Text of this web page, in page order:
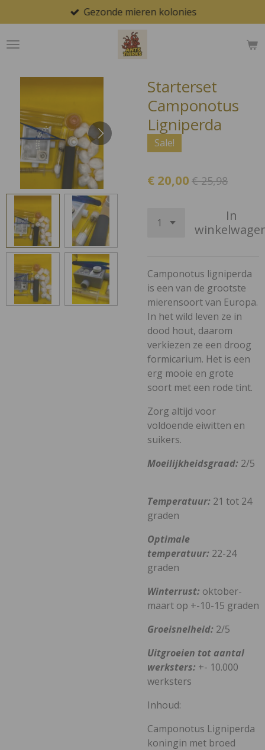
direct
naar
Gezonde mieren kolonies
Starterset
Camponotus
Ligniperda
Sale!
€ 20,00 € 25,98
In
Camponotus ligniperda
is een van de grootste
mierensoort van Europa.
In het wild leven ze in
dood hout, daarom
verkiezen ze een droog
formicarium. Het is een
erg mooie en grote
soort met een rode tint.
Zorg altijd voor
voldoende eiwitten en
suikers.
Moeilijkheidsgraad: 2/5
Temperatuur: 21 tot 24
graden
Optimale
temperatuur: 22-24
graden
Winterrust: oktober-
maart op +-10-15 graden
Groeisnelheid: 2/5
Uitgroeien tot aantal
werksters: +- 10.000
werksters
Inhoud:
Camponotus Ligniperda
koningin met broed